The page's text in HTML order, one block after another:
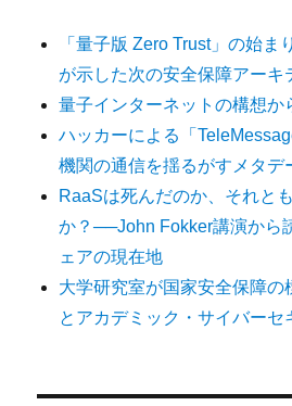
「量子版 Zero Trust」の始
が示した次の安全保障アーキ
量子インターネットの構想か
ハッカーによる「
機関の通信を揺るがすメタデ
RaaSは死んだのか、それと
か？──John Fokker講演から
ェアの現在地
大学研究室が国家安全保障
とアカデミック・サイバーセ